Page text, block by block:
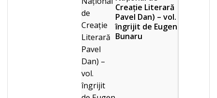
Creaţie Literară
Pavel Dan) – vol.
îngrijit de Eugen
Bunaru